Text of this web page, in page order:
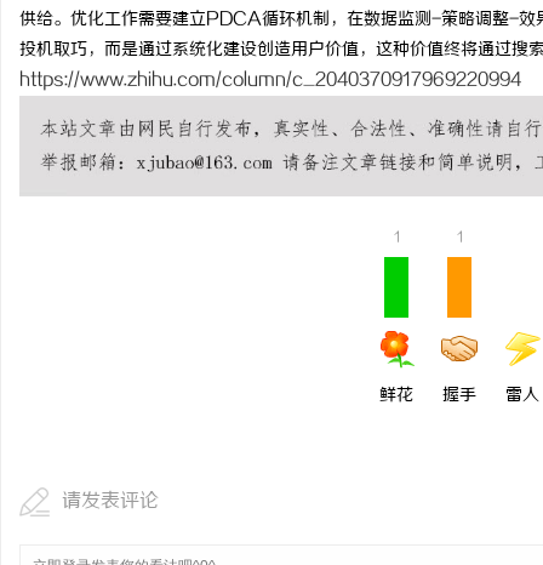
供给。优化工作需要建立PDCA循环机制，在数据监测-策略调整-
投机取巧，而是通过系统化建设创造用户价值，这种价值终将通过搜
https://www.zhihu.com/column/c_2040370917969220994
1
鲜花
1
握手 雷人
请发表评论